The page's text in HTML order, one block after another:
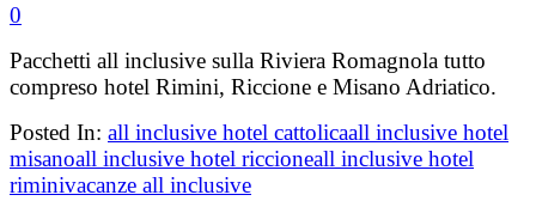
0
Pacchetti all inclusive sulla Riviera Romagnola tutto
compreso hotel Rimini, Riccione e Misano Adriatico.
Posted In: all inclusive hotel cattolicaall inclusive hotel
misanoall inclusive hotel riccioneall inclusive hotel
riminivacanze all inclusive